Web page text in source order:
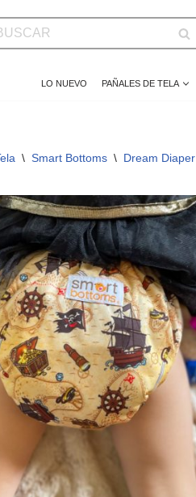
LO NUEVO PAÑALES DE TELA
\ Smart Bottoms \ Dream Diaper